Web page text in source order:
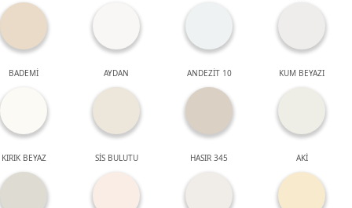
BADEMİ AYDAN ANDEZİT 10 KUM BEYAZI
KIRIK BEYAZ SİS BULUTU HASIR 345 AKİ